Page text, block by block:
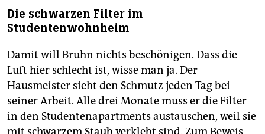
Die schwarzen Filter im
Studentenwohnheim
Damit will Bruhn nichts beschönigen. Dass die
Luft hier schlecht ist, wisse man ja. Der
Hausmeister sieht den Schmutz jeden Tag bei
seiner Arbeit. Alle drei Monate muss er die Filter
in den Studentenapartments austauschen, weil sie